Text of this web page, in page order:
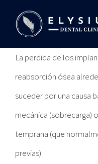
contenido
La perdida de los
reabsorción ósea
suceder por una causa
mecánica (sobrecarga)
temprana (que
previas)